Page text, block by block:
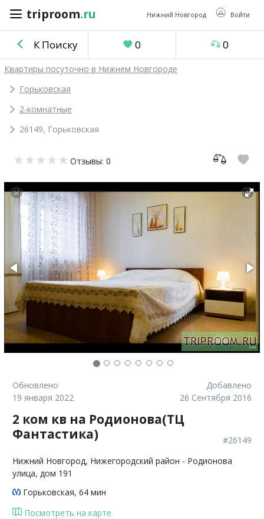
triproom.ru Нижний Новгород Войти
triproom .ru
Российский
Войти / Зарегистрироваться
объявление
0
Сравнение
К Поиску 0 0
Квартиры посуточно в Нижнем Новгороде
Горьковская
2-комнатные
26149, Горьковская
Отзывы: 0
Обновлено
19 января 2022
Добавлено
26 Сентября 2016
2 ком кв на Родионова(ТЦ
Фантастика)
#26149
Нижний Новгород, Нижегородский район - Родионова
улица, дом 191
Горьковская, 64 мин
Посмотреть на карте